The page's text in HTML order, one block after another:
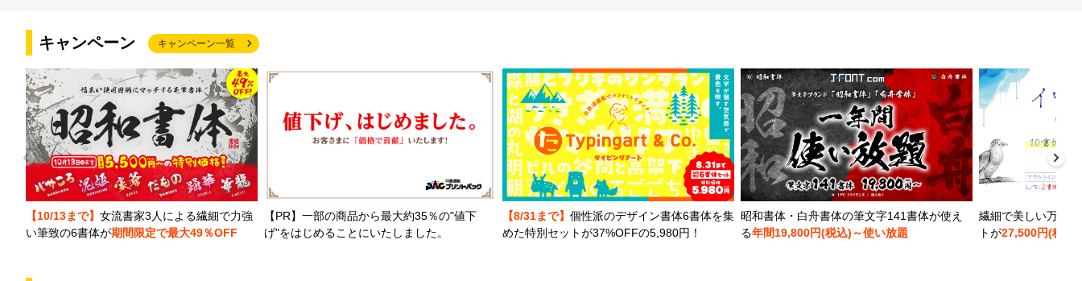
キャンペーン キャンペーン一覧
【10/13まで】 女流書家3人による繊細で力強
い筆致の6書体が期間限定で最大49％OFF
【PR】一部の商品から最大約35％の"値下
げ"をはじめることにいたしました。
【8/31まで】 個性派のデザイン書体6書体を集
めた特別セットが37%OFFの5,980円！
昭和書体・白舟書体の筆文字141書体が使え
る年間19,800円(税込)～使い放題
繊細で美しい万年
トが27,500円(税込)